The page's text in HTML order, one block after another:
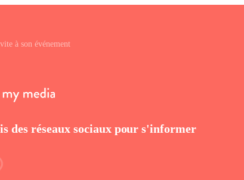
à son événement
des réseaux sociaux pour s'informer